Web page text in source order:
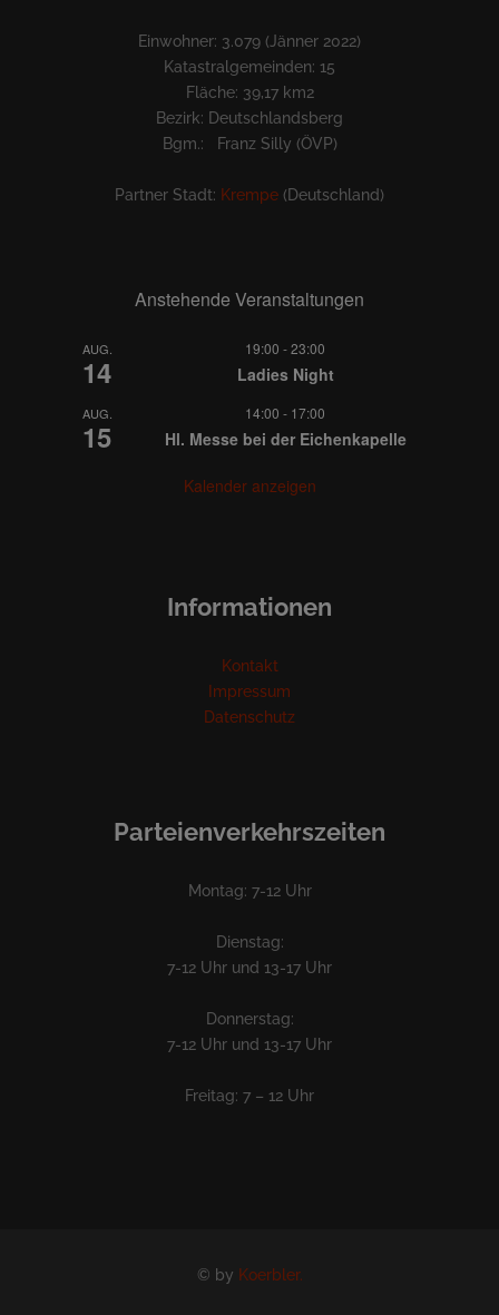
Einwohner: 3.079 (Jänner 2022)
Katastralgemeinden: 15
Fläche: 39,17 km2
Bezirk: Deutschlandsberg
Bgm.: Franz Silly (ÖVP)
Partner Stadt: Krempe (Deutschland)
Anstehende Veranstaltungen
AUG.
14
19:00 -23:00
Ladies Night
AUG.
15
14:00 - 17:00
Hl. Messe bei der Eichenkapelle
Kalender anzeigen
Informationen
Kontakt
Impressum
Datenschutz
Parteienverkehrszeiten
Montag: 7-12 Uhr
Dienstag:
7-12 Uhr und 13-17 Uhr
Donnerstag:
7-12 Uhr und 13-17 Uhr
Freitag: 7 – 12 Uhr
© by Koerbler.